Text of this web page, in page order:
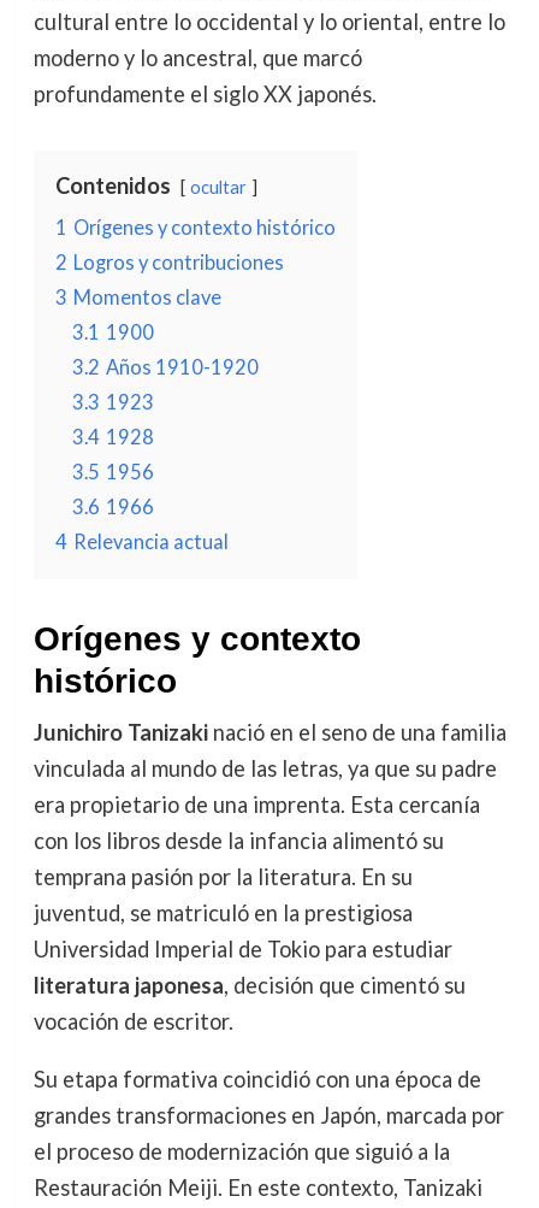
cultural entre lo occidental y lo oriental, entre lo
moderno y lo ancestral, que marcó
profundamente el siglo XX japonés.
Contenidos ocultar
1 Orígenes y contexto histórico
2 Logros y contribuciones
3 Momentos clave
3.1 1900
3.2 Años 1910-1920
3.3 1923
3.4 1928
3.5 1956
3.6 1966
4 Relevancia actual
Orígenes y contexto
histórico
Junichiro Tanizakinació en el seno de una familia
vinculada al mundo de las letras, ya que su padre
era propietario de una imprenta. Esta cercanía
con los libros desde la infancia alimentó su
temprana pasión por la literatura. En su
juventud, se matriculó en la prestigiosa
Universidad Imperial de Tokio para estudiar
literatura japonesa, decisión que cimentó su
vocación de escritor.
Su etapa formativa coincidió con una época de
grandes transformaciones en Japón, marcada por
el proceso de modernización que siguió a la
Restauración Meiji. En este contexto, Tanizaki